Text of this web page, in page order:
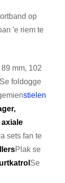
op
'e riem te
mm, 102
foldogge
stielen
sets fan te
Plak se
Se